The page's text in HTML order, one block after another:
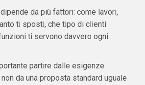
da più fattori: come lavori,
ti sposti, che tipo di clienti
ti servono davvero ogni
partire dalle esigenze
da una proposta standard uguale